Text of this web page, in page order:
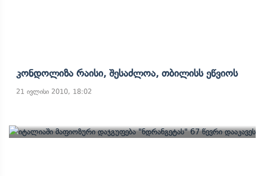
Კონდოლიზა Რაისი, Შესაძლოა, Თბილისს Ეწვიოს
21 ივლისი 2010, 18:02